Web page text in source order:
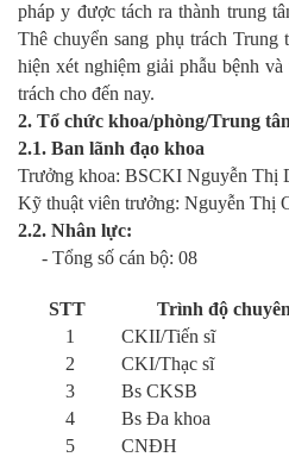
pháp y được tách ra thành trung
Thê chuyển sang phụ trách
hiện xét nghiệm giải phẫu bệnh
trách cho đến nay.
2. Tổ chức khoa/phòng/Trung
2.1. Ban lãnh đạo khoa
Trưởng khoa: BSCKI Nguyễn Thị
Kỹ thuật viên trưởng: Nguyễn Thị
2.2. Nhân lực:
- Tổng số cán bộ: 08
STT Trình độ
1
CKII/Tiến sĩ
2
CKI/Thạc sĩ
3
Bs CKSB
4
Bs Đa khoa
5
CNĐH